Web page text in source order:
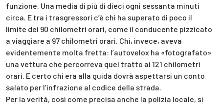
funzione. Una media di più di dieci ogni sessanta minuti
circa. E tra i trasgressori c’è chi ha superato di poco il
limite dei 90 chilometri orari, come il conducente pizzicato
a viaggiare a 97 chilometri orari. Chi, invece, aveva
evidentemente molta fretta: l’autovelox ha «fotografato»
una vettura che percorreva quel tratto ai 121 chilometri
orari. E certo chi era alla guida dovrà aspettarsi un conto
salato per l’infrazione al codice della strada.
Per la verità, così come precisa anche la polizia locale, si